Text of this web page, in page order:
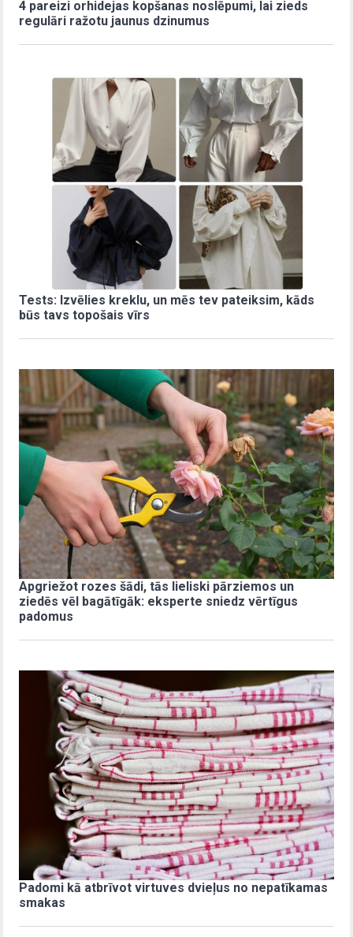
4 pareizi orhidejas kopšanas noslēpumi, lai zieds
regulāri ražotu jaunus dzinumus
Tests: Izvēlies kreklu, un mēs tev pateiksim, kāds
būs tavs topošais vīrs
Apgriežot rozes šādi, tās lieliski pārziemos un
ziedēs vēl bagātīgāk: eksperte sniedz vērtīgus
padomus
Padomi kā atbrīvot virtuves dvieļus no nepatīkamas
smakas